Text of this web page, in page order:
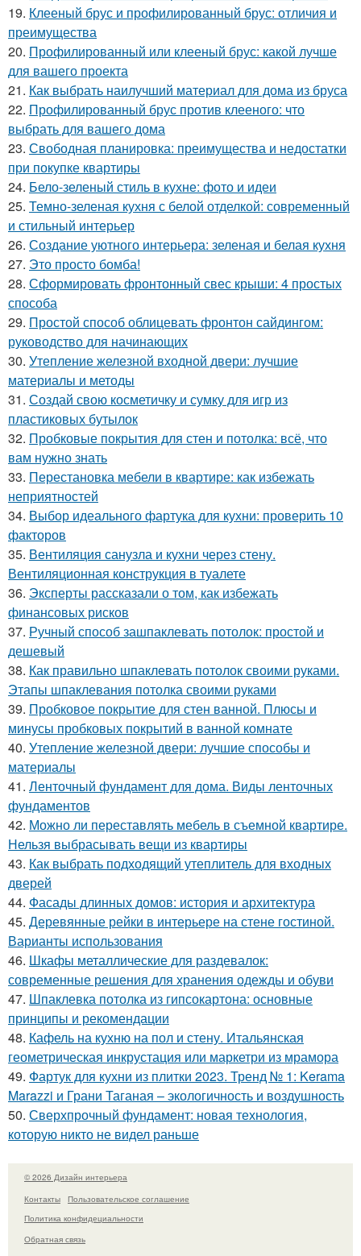
19. Клееный брус и профилированный брус: отличия и
преимущества
20. Профилированный или клееный брус: какой лучше
для вашего проекта
21. Как выбрать наилучший материал для дома из бруса
22. Профилированный брус против клееного: что
выбрать для вашего дома
23. Свободная планировка: преимущества и недостатки
при покупке квартиры
24. Бело-зеленый стиль в кухне: фото и идеи
25. Темно-зеленая кухня с белой отделкой: современный
и стильный интерьер
26. Создание уютного интерьера: зеленая и белая кухня
27. Это просто бомба!
28. Сформировать фронтонный свес крыши: 4 простых
способа
29. Простой способ облицевать фронтон сайдингом:
руководство для начинающих
30. Утепление железной входной двери: лучшие
материалы и методы
31. Создай свою косметичку и сумку для игр из
пластиковых бутылок
32. Пробковые покрытия для стен и потолка: всё, что
вам нужно знать
33. Перестановка мебели в квартире: как избежать
неприятностей
34. Выбор идеального фартука для кухни: проверить 10
факторов
35. Вентиляция санузла и кухни через стену.
Вентиляционная конструкция в туалете
36. Эксперты рассказали о том, как избежать
финансовых рисков
37. Ручный способ зашпаклевать потолок: простой и
дешевый
38. Как правильно шпаклевать потолок своими руками.
Этапы шпаклевания потолка своими руками
39. Пробковое покрытие для стен ванной. Плюсы и
минусы пробковых покрытий в ванной комнате
40. Утепление железной двери: лучшие способы и
материалы
41. Ленточный фундамент для дома. Виды ленточных
фундаментов
42. Можно ли переставлять мебель в съемной квартире.
Нельзя выбрасывать вещи из квартиры
43. Как выбрать подходящий утеплитель для входных
дверей
44. Фасады длинных домов: история и архитектура
45. Деревянные рейки в интерьере на стене гостиной.
Варианты использования
46. Шкафы металлические для раздевалок:
современные решения для хранения одежды и обуви
47. Шпаклевка потолка из гипсокартона: основные
принципы и рекомендации
48. Кафель на кухню на пол и стену. Итальянская
геометрическая инкрустация или маркетри из мрамора
49. Фартук для кухни из плитки 2023. Тренд № 1: Kerama
Marazzi и Грани Таганая – экологичность и воздушность
50. Сверхпрочный фундамент: новая технология,
которую никто не видел раньше
© 2026 Дизайн интерьера
Контакты
Пользовательское соглашение
Политика конфидециальности
Обратная связь